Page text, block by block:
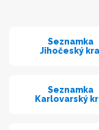
Seznamka
Jihočeský
Seznamka
Karlovarský